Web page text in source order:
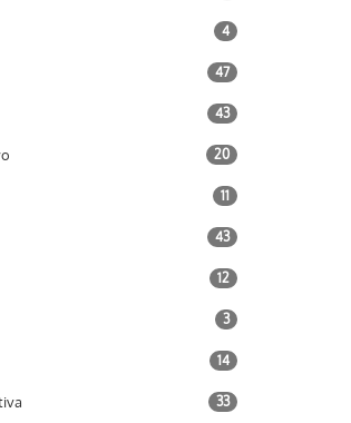
4
47
43
20
11
43
12
3
14
33